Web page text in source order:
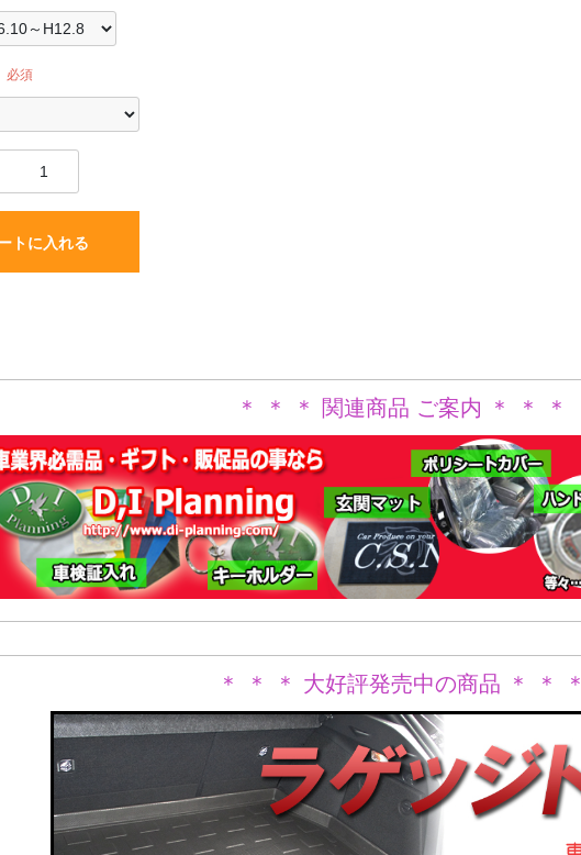
必須
トに入れる
＊ ＊ ＊ 関連商品 ご案内 ＊ ＊ ＊
＊ ＊ ＊ 大好評発売中の商品 ＊ ＊ ＊